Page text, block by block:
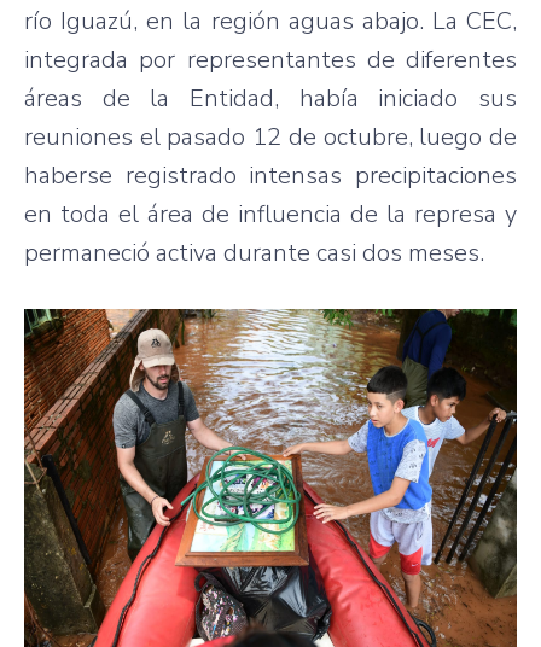
río Iguazú, en la región aguas abajo. La CEC,
integrada por representantes de diferentes
áreas de la Entidad, había iniciado sus
reuniones el pasado 12 de octubre, luego de
haberse registrado intensas precipitaciones
en toda el área de influencia de la represa y
permaneció activa durante casi dos meses.